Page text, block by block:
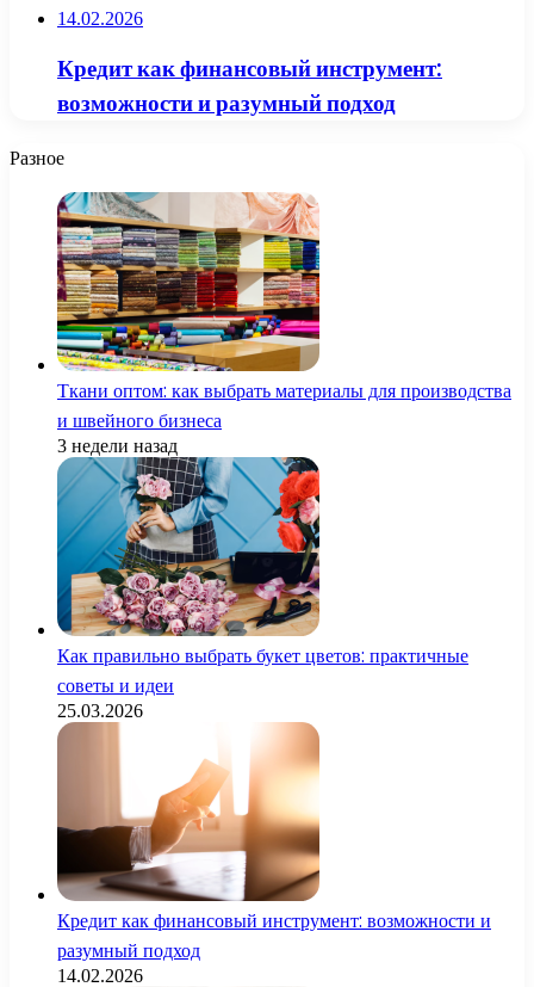
14.02.2026
Кредит как финансовый инструмент:
возможности и разумный подход
Разное
Ткани оптом: как выбрать материалы для производства
и швейного бизнеса
3 недели назад
Как правильно выбрать букет цветов: практичные
советы и идеи
25.03.2026
Кредит как финансовый инструмент: возможности и
разумный подход
14.02.2026